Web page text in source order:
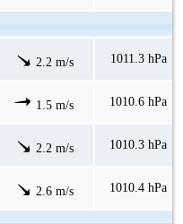
2.2 m/s 1011.3 hPa
1.5 m/s 1010.6 hPa
2.2 m/s 1010.3 hPa
2.6 m/s 1010.4 hPa